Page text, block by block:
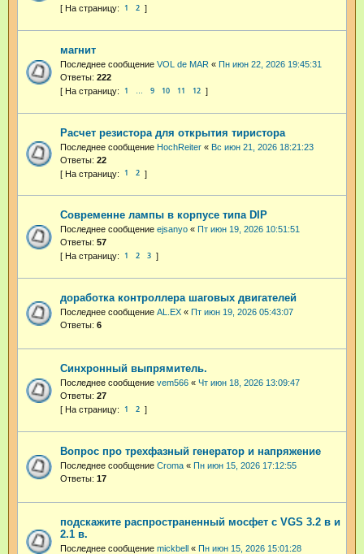
1 2
магнит
Последнее сообщение VOL de MAR « Пн июн 22, 2026 19:45:31
Ответы: 222
1 … 9 10 11 12
Расчет резистора для открытия тиристора
Последнее сообщение HochReiter « Вс июн 21, 2026 18:21:23
Ответы: 22
1 2
Современне лампы в корпусе типа DIP
Последнее сообщение ejsanyo « Пт июн 19, 2026 10:51:51
Ответы: 57
1 2 3
доработка контроллера шаговых двигателей
Последнее сообщение AL.EX « Пт июн 19, 2026 05:43:07
Ответы: 6
Синхронный выпрямитель.
Последнее сообщение vem566 « Чт июн 18, 2026 13:09:47
Ответы: 27
1 2
Вопрос про трехфазный генератор и напряжение
Последнее сообщение Croma « Пн июн 15, 2026 17:12:55
Ответы: 17
подскажите распространенный мосфет с VGS 3.2 в и
2.1 в.
Последнее сообщение mickbell « Пн июн 15, 2026 15:01:28